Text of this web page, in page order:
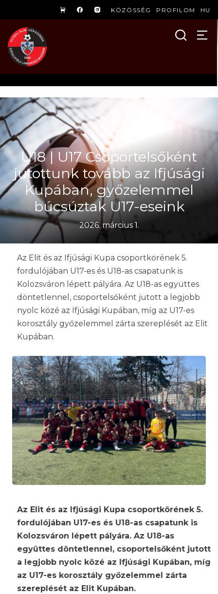
KÖZÖSSÉG PROFILOM HU
U18 | U17 Csoportelsőként
jutottunk tovább az Ifjúsági
Kupában, győzelemmel
búcsúztak U17-eseink
2026. március 1.
Az Elit és az Ifjúsági Kupa csoportkörének 5.
fordulójában U17-es és U18-as csapatunk is
Kolozsváron lépett pályára. Az U18-as együttes
döntetlennel, csoportelsőként jutott a legjobb
nyolc közé az Ifjúsági Kupában, míg az U17-es
korosztály győzelemmel zárta szereplését az Elit
Kupában.
Az Elit és az Ifjúsági Kupa csoportkörének 5.
fordulójában U17-es és U18-as csapatunk is
Kolozsváron lépett pályára. Az U18-as
együttes döntetlennel, csoportelsőként jutott
a legjobb nyolc közé az Ifjúsági Kupában, míg
az U17-es korosztály győzelemmel zárta
szereplését az Elit Kupában.